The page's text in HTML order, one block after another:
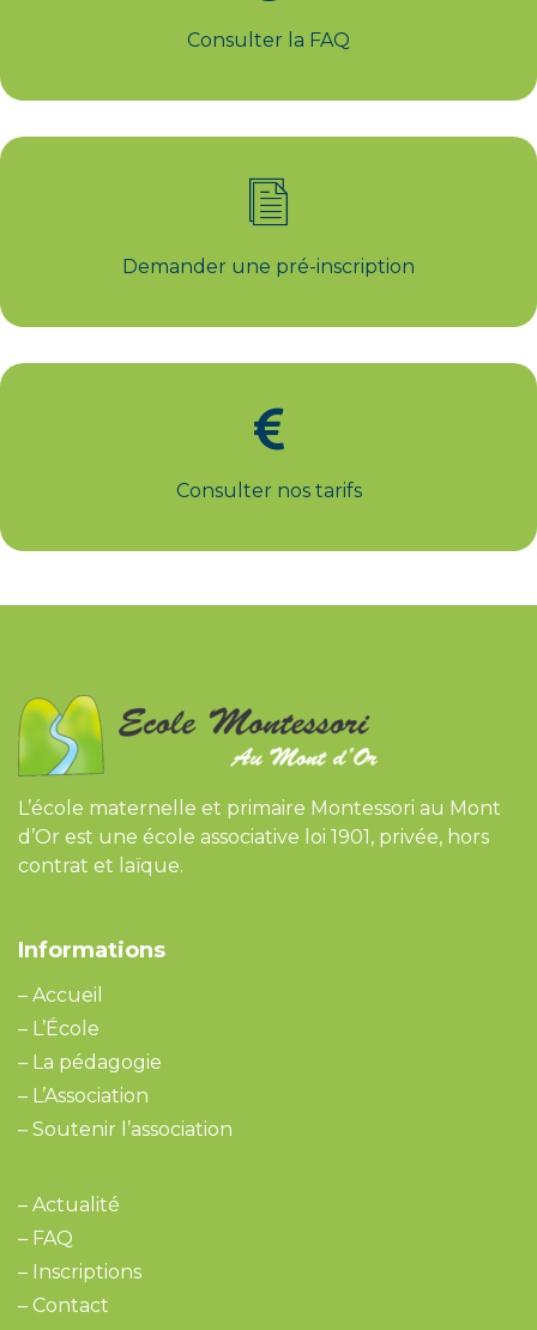
Consulter la FAQ
Demander une pré-inscription
Consulter nos tarifs
L’école maternelle et primaire Montessori au Mont
d’Or est une école associative loi 1901, privée, hors
contrat et laïque.
Informations
– Accueil
– L’École
– La pédagogie
– L’Association
– Soutenir l’association
– Actualité
– FAQ
– Inscriptions
– Contact